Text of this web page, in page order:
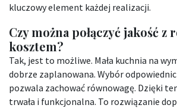
kluczowy element każdej realizacji.
Czy można połączyć jakość z
kosztem?
Tak, jest to możliwe. Mała kuchnia na
dobrze zaplanowana. Wybór
pozwala zachować równowagę. Dzięki
trwała i funkcjonalna. To rozwiązanie